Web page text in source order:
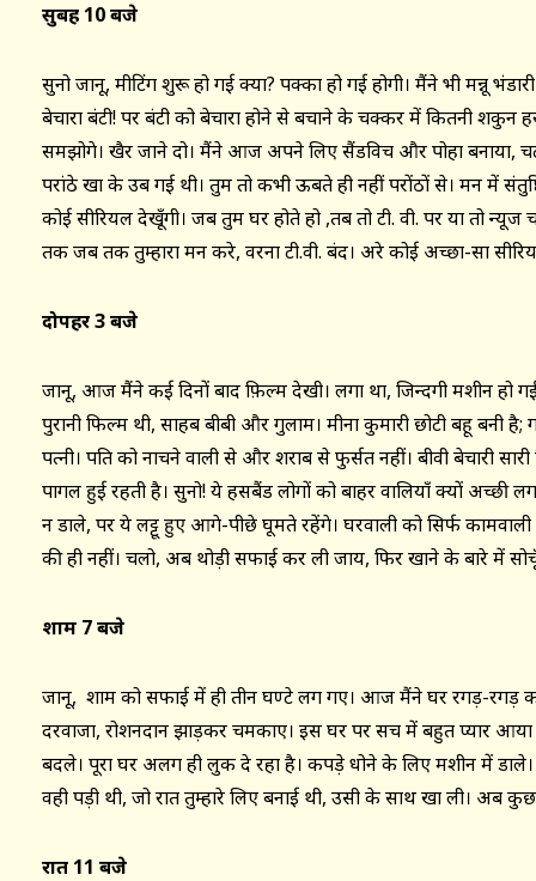
सुबह 10 बजे
सुनो जानू, मीटिंग शुरू हो गई क्या? पक्का हो गई होगी। मैंने भी मन्नू
बेचारा बंटी! पर बंटी को बेचारा होने से बचाने के चक्कर में कितनी शकुन
समझोगे। खैर जाने दो। मैंने आज अपने लिए सैंडविच और पोहा बनाया,
परांठे खा के उब गई थी। तुम तो कभी ऊबते ही नहीं परोंठों से। मन में
कोई सीरियल देखूँगी। जब तुम घर होते हो ,तब तो टी. वी. पर या तो
तक जब तक तुम्हारा मन करे, वरना टी.वी. बंद। अरे कोई अच्छा-सा
दोपहर 3 बजे
जानू, आज मैंने कई दिनों बाद फ़िल्म देखी। लगा था, जिन्दगी मशीन हो
पुरानी फिल्म थी, साहब बीबी और गुलाम। मीना कुमारी छोटी बहू बनी
पत्नी। पति को नाचने वाली से और शराब से फुर्सत नहीं। बीवी बेचारी
पागल हुई रहती है। सुनो! ये हसबैंड लोगों को बाहर वालियाँ क्यों अच्छी
न डाले, पर ये लट्टू हुए आगे-पीछे घूमते रहेंगे। घरवाली को सिर्फ
की ही नहीं। चलो, अब थोड़ी सफाई कर ली जाय, फिर खाने के बारे में
शाम 7 बजे
जानू, शाम को सफाई में ही तीन घण्टे लग गए। आज मैंने घर रगड़-रगड़
दरवाजा, रोशनदान झाड़कर चमकाए। इस घर पर सच में बहुत प्यार
बदले। पूरा घर अलग ही लुक दे रहा है। कपड़े धोने के लिए मशीन में डाले।
वही पड़ी थी, जो रात तुम्हारे लिए बनाई थी, उसी के साथ खा ली। अब
रात 11 बजे